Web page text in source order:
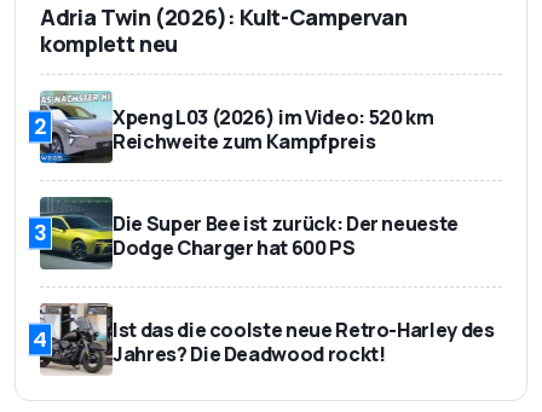
Adria Twin (2026): Kult-Campervan
komplett neu
2
Xpeng L03 (2026) im Video: 520 km
Reichweite zum Kampfpreis
3
Die Super Bee ist zurück: Der neueste
Dodge Charger hat 600 PS
4
Ist das die coolste neue Retro-Harley des
Jahres? Die Deadwood rockt!